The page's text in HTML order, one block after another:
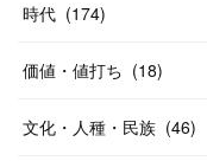
時代 (174)
価値・値打ち (18)
文化・人種・民族 (46)